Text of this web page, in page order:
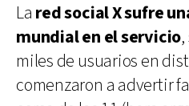
La red social X sufre
mundial en el servicio
miles de usuarios en
comenzaron a advertir